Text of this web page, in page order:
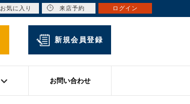
新規会員登録
お問い合わせ
お気に入り 来店予約 ログイン